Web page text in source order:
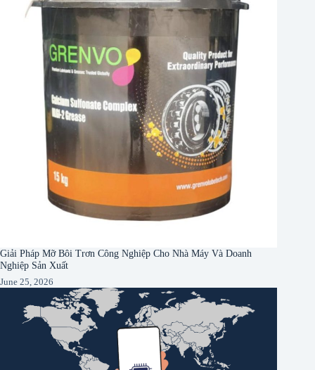
Giải Pháp Mỡ Bôi Trơn Công Nghiệp Cho Nhà Máy Và Doanh
Nghiệp Sản Xuất
June 25, 2026